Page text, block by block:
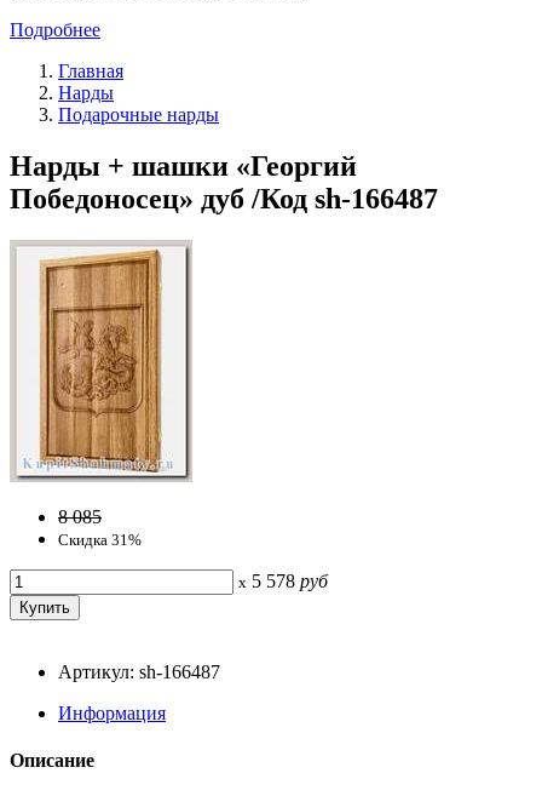
Подробнее
Главная
Нарды
Подарочные нарды
Нарды + шашки «Георгий
Победоносец» дуб /Код sh-166487
8 085
Скидка 31%
x 5 578 руб
Артикул: sh-166487
Информация
Описание